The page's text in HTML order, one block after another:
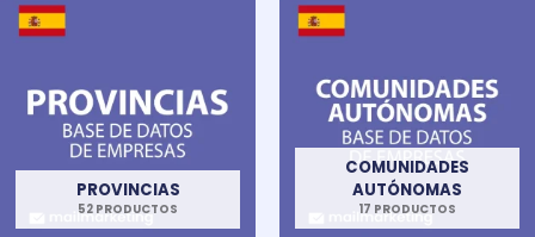
PROVINCIAS
52 PRODUCTOS
COMUNIDADES
AUTÓNOMAS
17 PRODUCTOS